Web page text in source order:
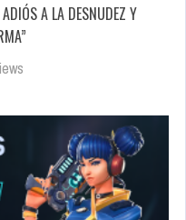
A LA DESNUDEZ Y